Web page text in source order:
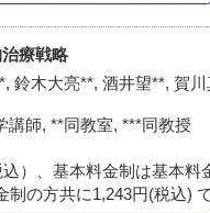
療戦略
鈴木大亮**, 酒井望**, 賀
講師, **同教室, ***同教授
）、基本料金制は基本料
の方共に1,243円(税込) で